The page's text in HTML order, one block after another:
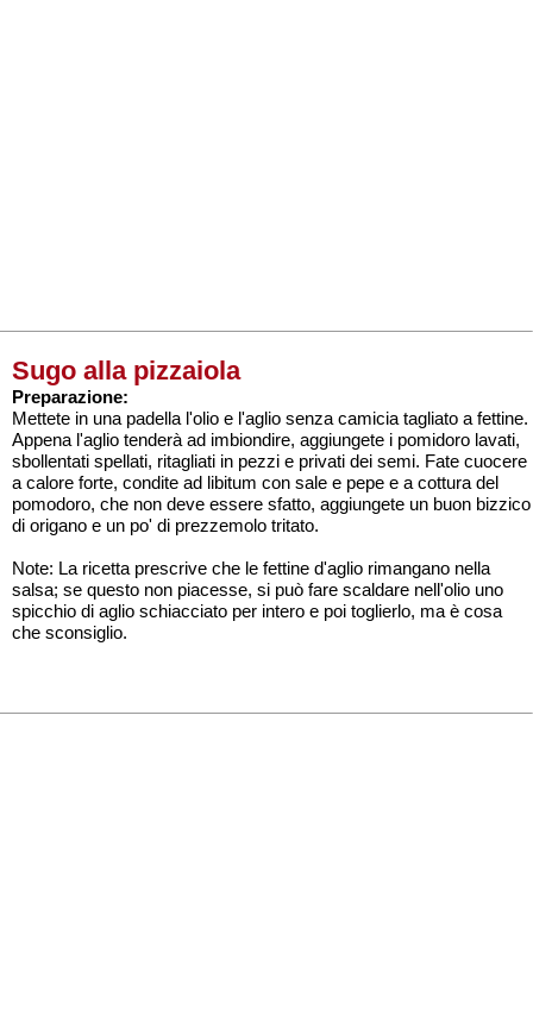
Sugo alla pizzaiola
Preparazione:
Mettete in una padella l'olio e l'aglio senza camicia tagliato a fettine.
Appena l'aglio tenderà ad imbiondire, aggiungete i pomidoro lavati,
sbollentati spellati, ritagliati in pezzi e privati dei semi. Fate cuocere
a calore forte, condite ad libitum con sale e pepe e a cottura del
pomodoro, che non deve essere sfatto, aggiungete un buon bizzico
di origano e un po' di prezzemolo tritato.
Note: La ricetta prescrive che le fettine d'aglio rimangano nella
salsa; se questo non piacesse, si può fare scaldare nell'olio uno
spicchio di aglio schiacciato per intero e poi toglierlo, ma è cosa
che sconsiglio.